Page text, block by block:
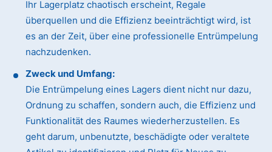
Ihr Lagerplatz chaotisch erscheint, Regale
überquellen und die Effizienz beeinträchtigt wird, ist
es an der Zeit, über eine professionelle Entrümpelung
nachzudenken.
Zweck und Umfang:
Die Entrümpelung eines Lagers dient nicht nur dazu,
Ordnung zu schaffen, sondern auch, die Effizienz und
Funktionalität des Raumes wiederherzustellen. Es
geht darum, unbenutzte, beschädigte oder veraltete